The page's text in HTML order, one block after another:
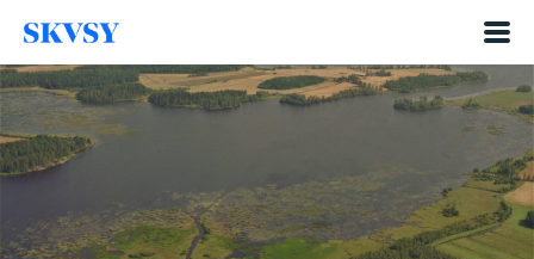
sisältöön